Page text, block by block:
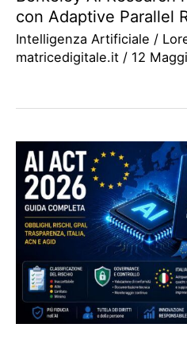
con Adaptive Parallel
Intelligenza Artificiale /
matricedigitale.it / 12